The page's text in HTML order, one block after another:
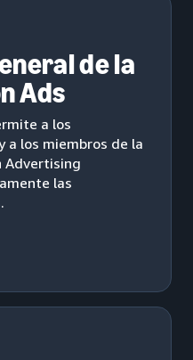
de la
Ads
a los
a los miembros de la
Advertising
las